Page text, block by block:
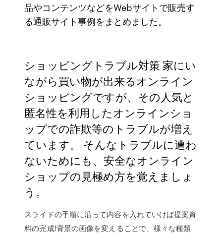
品やコンテンツなどをWebサイトで販売す
る通販サイト事例をまとめました。
ショッピングトラブル対策 家にい
ながら買い物が出来るオンライン
ショッピングですが、その人気と
匿名性を利用したオンラインショ
ップでの詐欺等のトラブルが増え
ています。 そんなトラブルに遭わ
ないためにも、安全なオンライン
ショップの見極め方を覚えましょ
う。
スライドの手順に沿って内容を入れていけば提案資
料の完成!背景の画像を変えることで、様々な種類